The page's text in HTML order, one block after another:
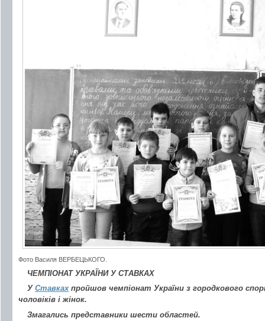
Фото Василя ВЕРБЕЦЬКОГО.
ЧЕМПІОНАТ УКРАЇНИ У СТАВКАХ
У Ставкахпройшов чемпіонат України з городкового
чоловіків і жінок.
Змагались представники шести областей.